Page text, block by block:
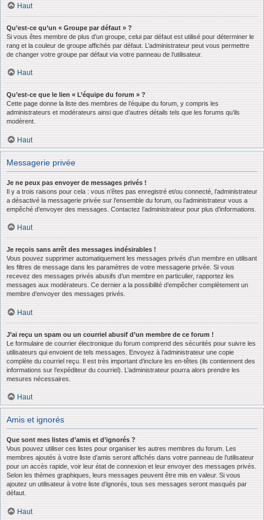
Haut
Qu’est-ce qu’un « Groupe par défaut » ?
Si vous êtes membre de plus d’un groupe, celui par défaut est utilisé pour déterminer le
rang et la couleur de groupe affichés par défaut. L’administrateur peut vous permettre
de changer votre groupe par défaut via votre panneau de l’utilisateur.
Haut
Qu’est-ce que le lien « L’équipe du forum » ?
Cette page donne la liste des membres de l’équipe du forum, y compris les
administrateurs et modérateurs ainsi que d’autres détails tels que les forums qu’ils
modèrent.
Haut
Messagerie privée
Je ne peux pas envoyer de messages privés !
Il y a trois raisons pour cela : vous n’êtes pas enregistré et/ou connecté, l’administrateur
a désactivé la messagerie privée sur l’ensemble du forum, ou l’administrateur vous a
empêché d’envoyer des messages. Contactez l’administrateur pour plus d’informations.
Haut
Je reçois sans arrêt des messages indésirables !
Vous pouvez supprimer automatiquement les messages privés d’un membre en utilisant
les filtres de message dans les paramètres de votre messagerie privée. Si vous
recevez des messages privés abusifs d’un membre en particulier, rapportez les
messages aux modérateurs. Ce dernier a la possibilité d’empêcher complètement un
membre d’envoyer des messages privés.
Haut
J’ai reçu un spam ou un courriel abusif d’un membre de ce forum !
Le formulaire de courrier électronique du forum comprend des sécurités pour suivre les
utilisateurs qui envoient de tels messages. Envoyez à l’administrateur une copie
complète du courriel reçu. Il est très important d’inclure les en-têtes (ils contiennent des
informations sur l’expéditeur du courriel). L’administrateur pourra alors prendre les
mesures nécessaires.
Haut
Amis et ignorés
Que sont mes listes d’amis et d’ignorés ?
Vous pouvez utiliser ces listes pour organiser les autres membres du forum. Les
membres ajoutés à votre liste d’amis seront affichés dans votre panneau de l’utilisateur
pour un accès rapide, voir leur état de connexion et leur envoyer des messages privés.
Selon les thèmes graphiques, leurs messages peuvent être mis en valeur. Si vous
ajoutez un utilisateur à votre liste d’ignorés, tous ses messages seront masqués par
défaut.
Haut